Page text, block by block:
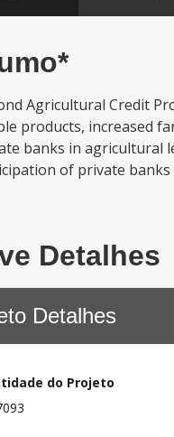
Agricultural Credit
products, increased
banks in agricultural
of private
Detalhes
Detalhes
do Projeto